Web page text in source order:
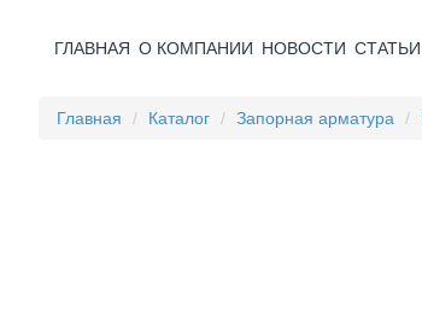
ГЛАВНАЯ О КОМПАНИИ НОВОСТИ СТАТЬИ
Главная Каталог Запорная арматура